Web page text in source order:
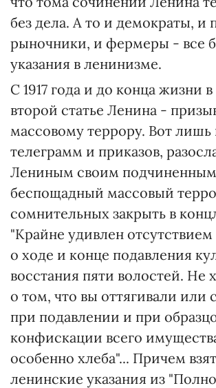
без дела. А то и демократы, и
рыночники, и фермеры - все
указания в ленинизме.
С 1917 года и до конца жизни
второй статье Ленина -
массовому террору. Вот лишь
телеграмм и приказов,
Лениным своим
беспощадный массовый
сомнительных закрыть в
"Крайне удивлен
о ходе и конце подавления
восстания пяти волостей. Не
о том, что вы оттягивали или
при подавлении и при
конфискации всего
особенно хлеба"... Причем
ленинские указания из